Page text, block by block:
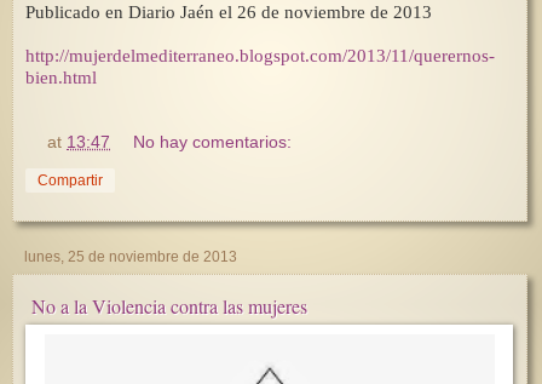
Publicado en Diario Jaén el 26 de noviembre de 2013
http://mujerdelmediterraneo.blogspot.com/2013/11/querernos-
bien.html
at 13:47 No hay comentarios:
Compartir
lunes, 25 de noviembre de 2013
No a la Violencia contra las mujeres